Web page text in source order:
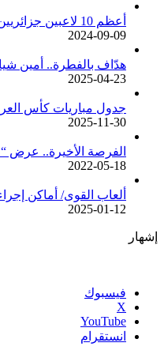
أعظم 10 لاعبين جزائريين في تاريخ كرة القدم
2024-09-09
هدّاف بالفطرة.. أمين
2025-04-23
جدول مباريات كأس العرب 2025 والقنوات الناقلة
2025-11-30
الفرصة الأخيرة.. عرض
2022-05-18
ألعاب القوى/ أماكن إجراء البطولات الوطنية لسنة 2025:
2025-01-12
إشهار
فيسبوك
‫X
‫YouTube
انستقرام